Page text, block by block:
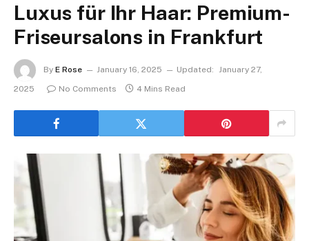
Luxus für Ihr Haar: Premium-
Friseursalons in Frankfurt
By E Rose January 16, 2025 Updated: January 27,
2025
No Comments 4 Mins Read